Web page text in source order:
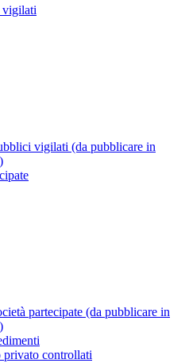
vigilati (da pubblicare in
partecipate (da pubblicare in
controllati